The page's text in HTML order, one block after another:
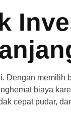
Dengan memilih
biaya
cepat pudar,